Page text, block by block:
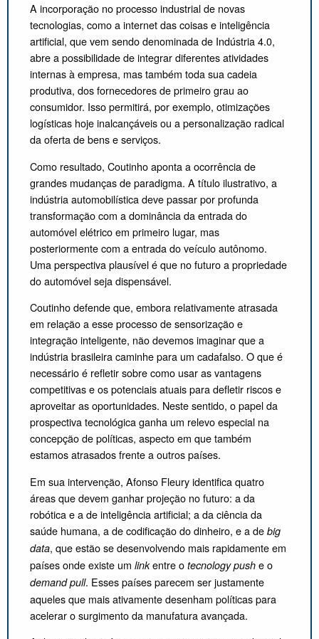
A incorporação no processo industrial de novas
tecnologias, como a internet das coisas e inteligência
artificial, que vem sendo denominada de Indústria 4.0,
abre a possibilidade de integrar diferentes atividades
internas à empresa, mas também toda sua cadeia
produtiva, dos fornecedores de primeiro grau ao
consumidor. Isso permitirá, por exemplo, otimizações
logísticas hoje inalcançáveis ou a personalização radical
da oferta de bens e serviços.
Como resultado, Coutinho aponta a ocorrência de
grandes mudanças de paradigma. A título ilustrativo, a
indústria automobilística deve passar por profunda
transformação com a dominância da entrada do
automóvel elétrico em primeiro lugar, mas
posteriormente com a entrada do veículo autônomo.
Uma perspectiva plausível é que no futuro a propriedade
do automóvel seja dispensável.
Coutinho defende que, embora relativamente atrasada
em relação a esse processo de sensorização e
integração inteligente, não devemos imaginar que a
indústria brasileira caminhe para um cadafalso. O que é
necessário é refletir sobre como usar as vantagens
competitivas e os potenciais atuais para defletir riscos e
aproveitar as oportunidades. Neste sentido, o papel da
prospectiva tecnológica ganha um relevo especial na
concepção de políticas, aspecto em que também
estamos atrasados frente a outros países.
Em sua intervenção, Afonso Fleury identifica quatro
áreas que devem ganhar projeção no futuro: a da
robótica e a de inteligência artificial; a da ciência da
saúde humana, a de codificação do dinheiro, e a de big
data, que estão se desenvolvendo mais rapidamente em
países onde existe um linkentre o tecnology push e o
demand pull. Esses países parecem ser justamente
aqueles que mais ativamente desenham políticas para
acelerar o surgimento da manufatura avançada.